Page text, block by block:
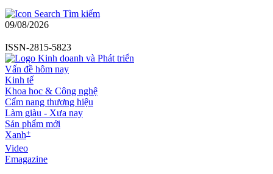
Tìm kiếm
09/08/2026
ISSN-2815-5823
Vấn đề hôm nay
Kinh tế
Khoa học & Công nghệ
Cẩm nang thương hiệu
Làm giàu - Xưa nay
Sản phẩm mới
Xanh+
Video
Emagazine